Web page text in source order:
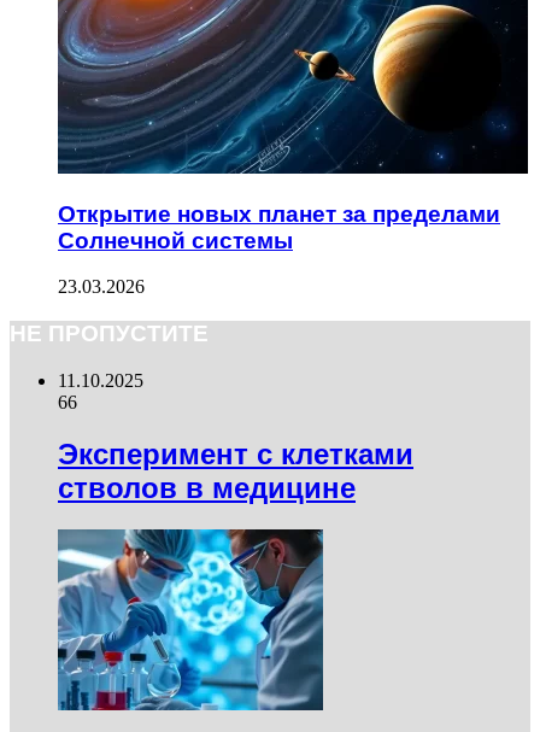
Открытие новых планет за пределами
Солнечной системы
23.03.2026
НЕ ПРОПУСТИТЕ
11.10.2025
66
Эксперимент с клетками
стволов в медицине